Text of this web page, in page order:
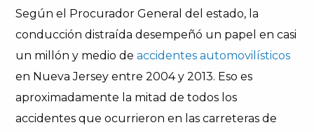
Según el Procurador General del estado, la
conducción distraída desempeñó un papel en casi
un millón y medio deaccidentes automovilísticos
en Nueva Jersey entre 2004 y 2013. Eso es
aproximadamente la mitad de todos los
accidentes que ocurrieron en las carreteras de